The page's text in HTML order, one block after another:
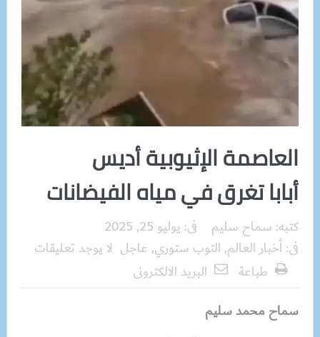
العاصمة الإثيوبية أديس
أبابا تغرق في مياه الفيضانات
كتبه: سماح سليم فى: يوليو 25, 2025
فى:أخبار العالم, التوب ستوري, عاجل لا يوجد تعليقات
طباعة
البريد الالكترونى
سماح محمد سليم